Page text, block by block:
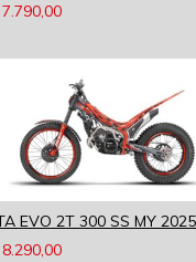
7.790,00
EVO 2T 300 SS MY 2025
8.290,00